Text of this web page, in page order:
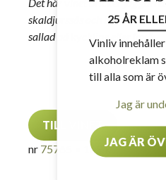
skaldjurssås och lite extra
sallad på kyckling eller lax.”
TILL VINET
nr 75765 • 169 kr
25 ÅR
Vinliv innehåller
alkoholreklam
till alla som är
Jag är
JAG ÄR